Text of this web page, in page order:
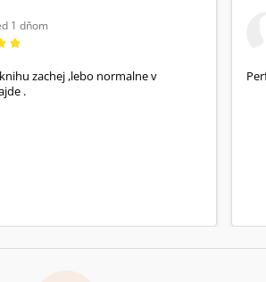
1 dňom
zachej ,lebo normalne v
.